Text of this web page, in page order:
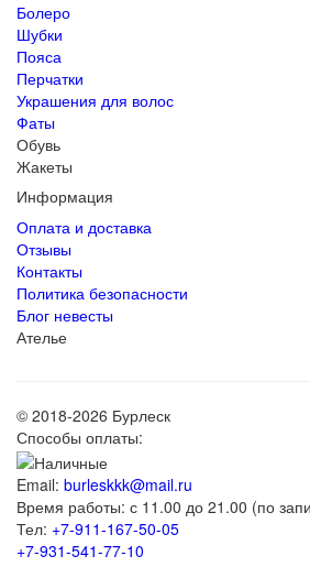
Болеро
Шубки
Пояса
Перчатки
Украшения для волос
Фаты
Обувь
Жакеты
Информация
Оплата и доставка
Отзывы
Контакты
Политика безопасности
Блог невесты
Ателье
© 2018-2026 Бурлеск
Способы оплаты:
Email: burleskkk@mail.ru
Время работы: с 11.00 до 21.00 (по
Тел: +7-911-167-50-05
+7-931-541-77-10